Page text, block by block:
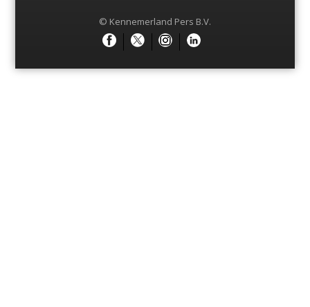
© Kennemerland Pers B.V.